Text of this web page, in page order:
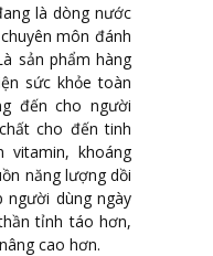
là dòng nước
môn đánh
sản phẩm hàng
sức khỏe toàn
đến cho người
cho đến tinh
vitamin, khoáng
năng lượng dồi
dùng ngày
tỉnh táo hơn,
cao hơn.